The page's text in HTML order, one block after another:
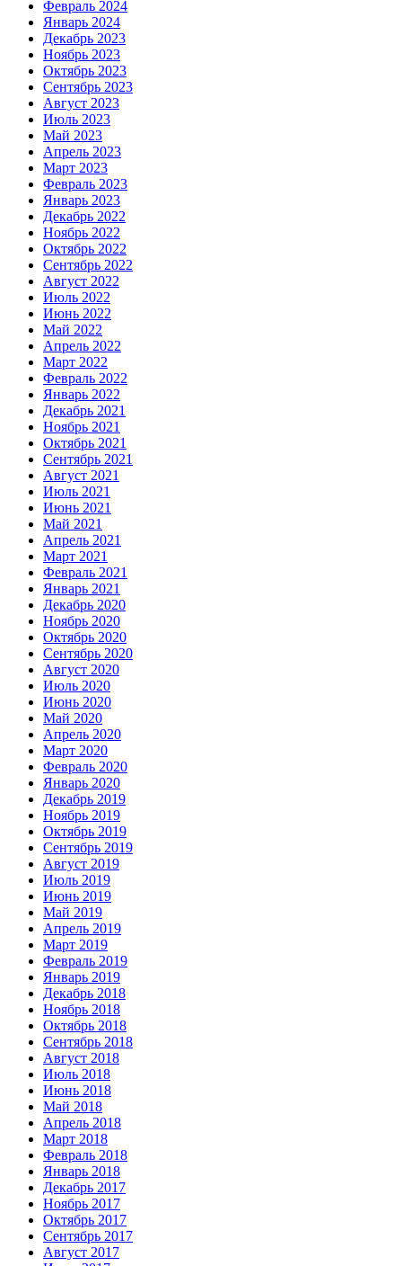
Февраль 2024
Январь 2024
Декабрь 2023
Ноябрь 2023
Октябрь 2023
Сентябрь 2023
Август 2023
Июль 2023
Май 2023
Апрель 2023
Март 2023
Февраль 2023
Январь 2023
Декабрь 2022
Ноябрь 2022
Октябрь 2022
Сентябрь 2022
Август 2022
Июль 2022
Июнь 2022
Май 2022
Апрель 2022
Март 2022
Февраль 2022
Январь 2022
Декабрь 2021
Ноябрь 2021
Октябрь 2021
Сентябрь 2021
Август 2021
Июль 2021
Июнь 2021
Май 2021
Апрель 2021
Март 2021
Февраль 2021
Январь 2021
Декабрь 2020
Ноябрь 2020
Октябрь 2020
Сентябрь 2020
Август 2020
Июль 2020
Июнь 2020
Май 2020
Апрель 2020
Март 2020
Февраль 2020
Январь 2020
Декабрь 2019
Ноябрь 2019
Октябрь 2019
Сентябрь 2019
Август 2019
Июль 2019
Июнь 2019
Май 2019
Апрель 2019
Март 2019
Февраль 2019
Январь 2019
Декабрь 2018
Ноябрь 2018
Октябрь 2018
Сентябрь 2018
Август 2018
Июль 2018
Июнь 2018
Май 2018
Апрель 2018
Март 2018
Февраль 2018
Январь 2018
Декабрь 2017
Ноябрь 2017
Октябрь 2017
Сентябрь 2017
Август 2017